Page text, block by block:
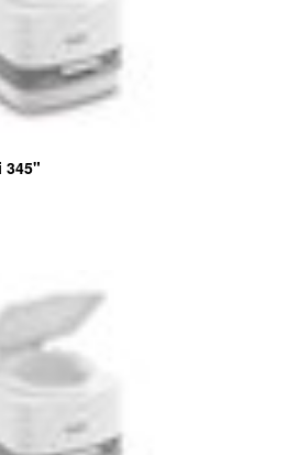
345"